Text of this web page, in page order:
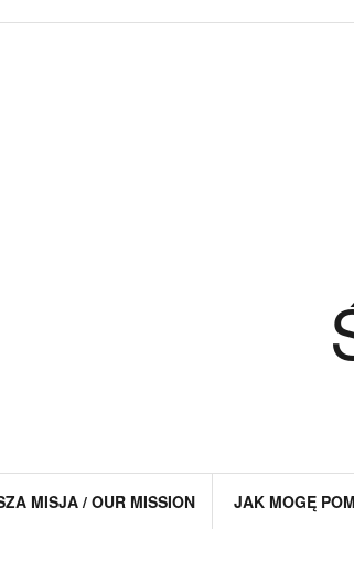
MISJA / OUR MISSION JAK MOGĘ